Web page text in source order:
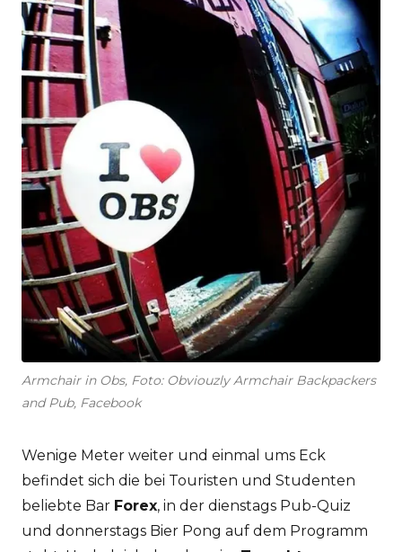
Armchair in Obs, Foto: Obviouzly Armchair Backpackers
and Pub, Facebook
Wenige Meter weiter und einmal ums Eck
befindet sich die bei Touristen und Studenten
beliebte Bar Forex, in der dienstags Pub-Quiz
und donnerstags Bier Pong auf dem Programm